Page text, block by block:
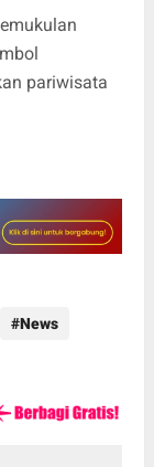
pariwisata
News